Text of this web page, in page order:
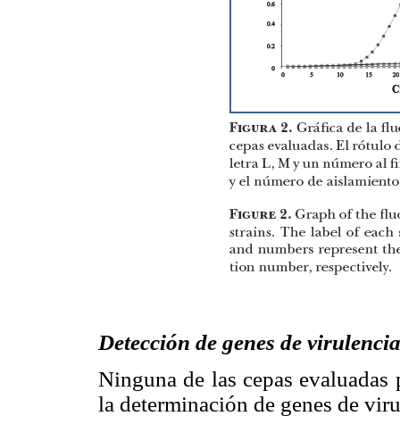
Detección de genes de
Ninguna de las cepas
la determinación de genes de